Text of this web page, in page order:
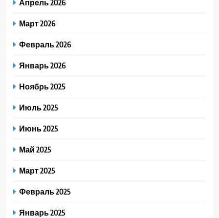
Март 2026
Февраль 2026
Январь 2026
Ноябрь 2025
Июль 2025
Июнь 2025
Май 2025
Март 2025
Февраль 2025
Январь 2025